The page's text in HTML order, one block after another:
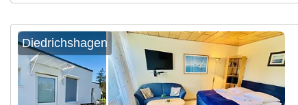
Diedrichshagen